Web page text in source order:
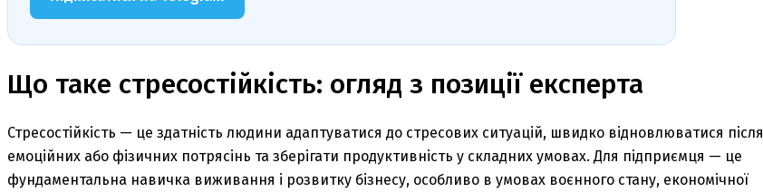
Що таке стресостійкість: огляд з позиції експерта
Стресостійкість — це здатність людини адаптуватися до стресових ситуацій, швидко відновлюватися після
емоційних або фізичних потрясінь та зберігати продуктивність у складних умовах. Для підприємця — це
фундаментальна навичка виживання і розвитку бізнесу, особливо в умовах воєнного стану, економічної